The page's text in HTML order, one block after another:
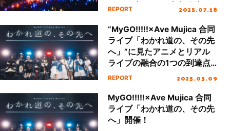
はしを辿って」”東京公演レ
REPORT 2025.07.18
“MyGO!!!!!×Ave Mujica 合同
ライブ「わかれ道の、その先
へ」”に見たアニメとリアル
ライブの融合の1つの到達点
――Kアリーナ横浜を震撼さ
REPORT 2025.05.09
MyGO!!!!!×Ave Mujica 合同
ライブ「わかれ道の、その先
へ」開催！